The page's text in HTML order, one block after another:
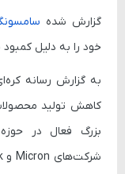
گزارش شده
خود را به دلیل
به گزارش رسانه
کاهش تولید
بزرگ فعال در
شرکت‌های Micronو